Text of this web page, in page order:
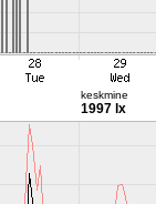
keskmine
1997 lx